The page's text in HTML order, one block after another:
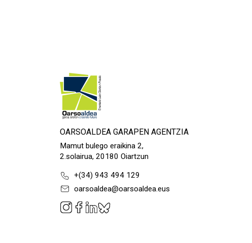
OARSOALDEA GARAPEN AGENTZIA
Mamut bulego eraikina 2,
2.solairua, 20180 Oiartzun
+(34) 943 494 129
oarsoaldea@oarsoaldea.eus